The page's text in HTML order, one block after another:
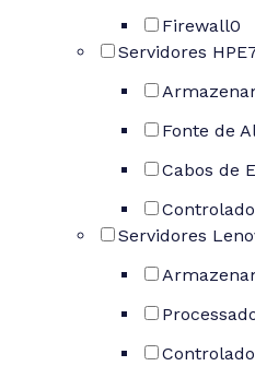
Firewall0
Servidores HPE
Fonte de
Cabos de
Servidores